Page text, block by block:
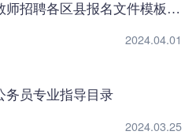
（附件模板）2024长沙教师招聘各区县报名文件模板下载
2024.04.01
务员专业指导目录
2024.03.25